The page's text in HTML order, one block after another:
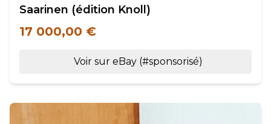
Saarinen (édition Knoll)
17 000,00 €
Voir sur eBay (#sponsorisé)